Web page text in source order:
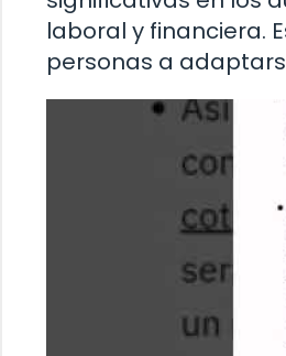
laboral y financiera.
personas a